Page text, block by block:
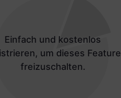
Einfach und kostenlos
um dieses Feature
freizuschalten.